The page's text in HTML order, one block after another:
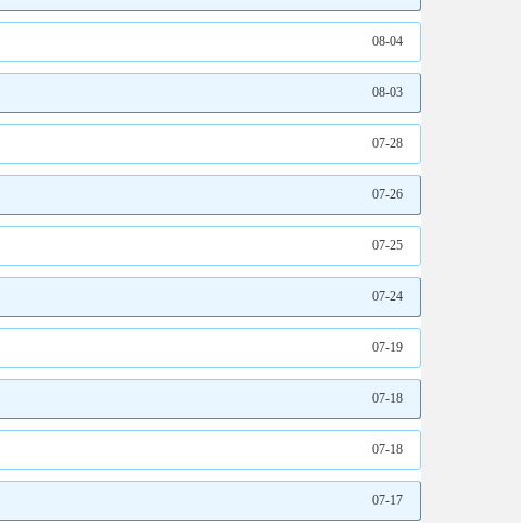
08-04
08-03
07-28
07-26
07-25
07-24
07-19
07-18
07-18
07-17